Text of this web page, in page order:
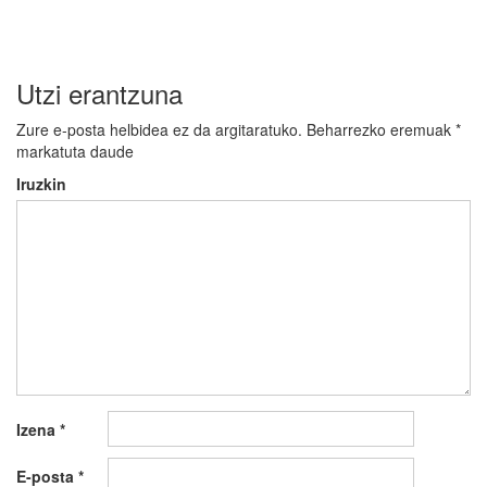
Utzi erantzuna
Zure e-posta helbidea ez da argitaratuko. Beharrezko eremuak *
markatuta daude
Iruzkin
Izena *
E-posta *